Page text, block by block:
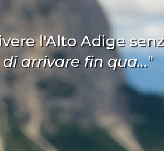
l'Alto Adige
arrivare fin qua..."